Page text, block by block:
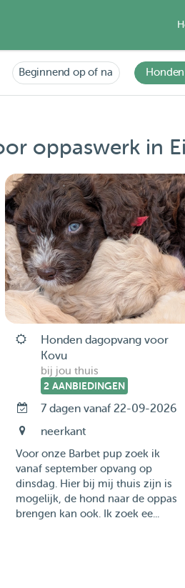
Beginnend op of na Honden
oppaswerk in
Honden dagopvang voor
Kovu
bij jou thuis
2 AANBIEDINGEN
7 dagen vanaf 22-09-2026
neerkant
Voor onze Barbet pup zoek ik
vanaf september opvang op
dinsdag. Hier bij mij thuis zijn is
mogelijk, de hond naar de oppas
brengen kan ook. Ik zoek ee...